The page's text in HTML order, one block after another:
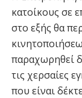
κατοίκους σε
στο εξής θα
παραχωρηθεί
τις χερσαίες
που είναι